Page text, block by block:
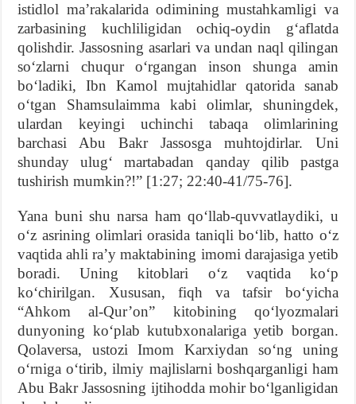
istidlol ma’rakalarida odimining mustahkamligi va
zarbasining kuchliligidan ochiq-oydin g‘aflatda
qolishdir. Jassosning asarlari va undan naql qilingan
so‘zlarni chuqur o‘rgangan inson shunga amin
bo‘ladiki, Ibn Kamol mujtahidlar qatorida sanab
o‘tgan Shamsulaimma kabi olimlar, shuningdek,
ulardan keyingi uchinchi tabaqa olimlarining
barchasi Abu Bakr Jassosga muhtojdirlar. Uni
shunday ulug‘ martabadan qanday qilib pastga
tushirish mumkin?!” [1:27; 22:40-41/75-76].
Yana buni shu narsa ham qo‘llab-quvvatlaydiki, u
o‘z asrining olimlari orasida taniqli bo‘lib, hatto o‘z
vaqtida ahli ra’y maktabining imomi darajasiga yetib
boradi. Uning kitoblari o‘z vaqtida ko‘p
ko‘chirilgan. Xususan, fiqh va tafsir bo‘yicha
“Ahkom al-Qur’on” kitobining qo‘lyozmalari
dunyoning ko‘plab kutubxonalariga yetib borgan.
Qolaversa, ustozi Imom Karxiydan so‘ng uning
o‘rniga o‘tirib, ilmiy majlislarni boshqarganligi ham
Abu Bakr Jassosning ijtihodda mohir bo‘lganligidan